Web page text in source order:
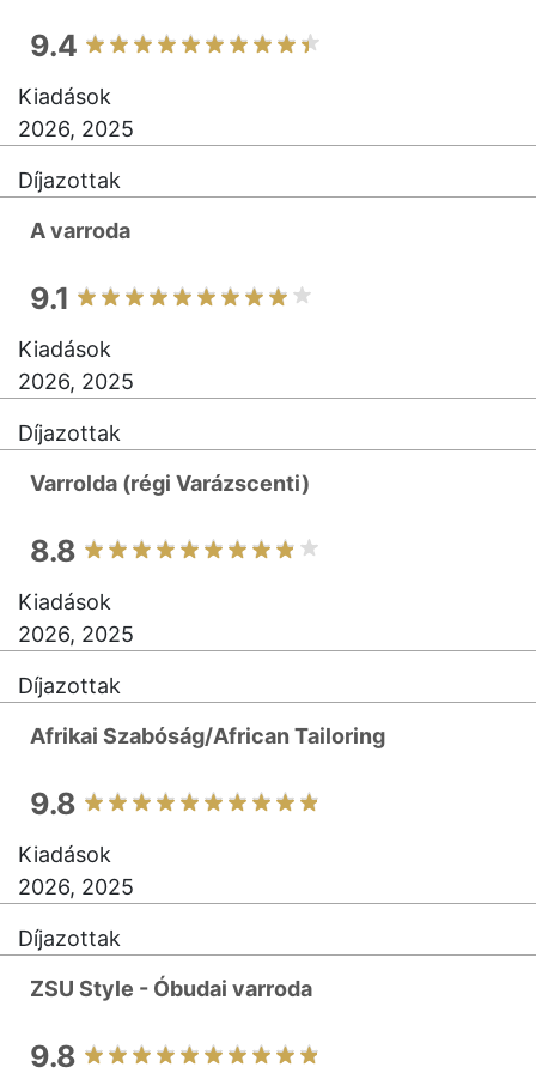
9.4
Kiadások
2026, 2025
Díjazottak
A varroda
9.1
Kiadások
2026, 2025
Díjazottak
Varrolda (régi Varázscenti)
8.8
Kiadások
2026, 2025
Díjazottak
Afrikai Szabóság/African Tailoring
9.8
Kiadások
2026, 2025
Díjazottak
ZSU Style - Óbudai varroda
9.8